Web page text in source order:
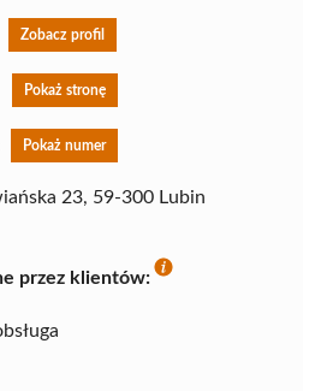
Zobacz profil
Pokaż stronę
Pokaż numer
23, 59-300 Lubin
przez klientów: